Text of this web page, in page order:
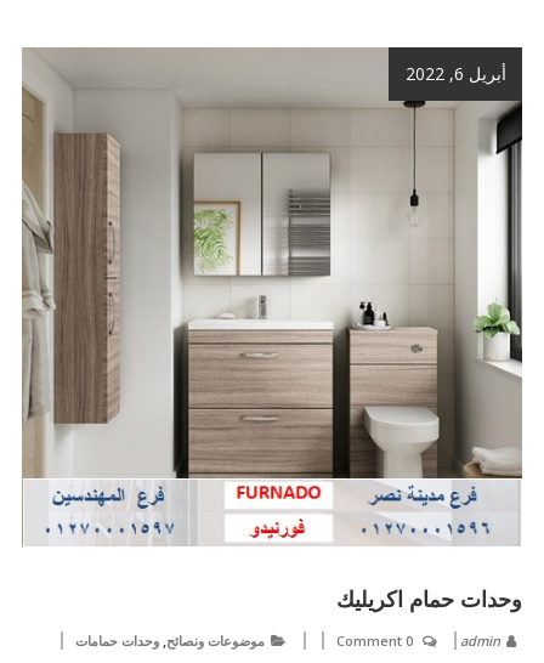
أبريل 6, 2022
وحدات حمام اكريليك
admin
0 Comment موضوعات ونصائح, وحدات حمامات